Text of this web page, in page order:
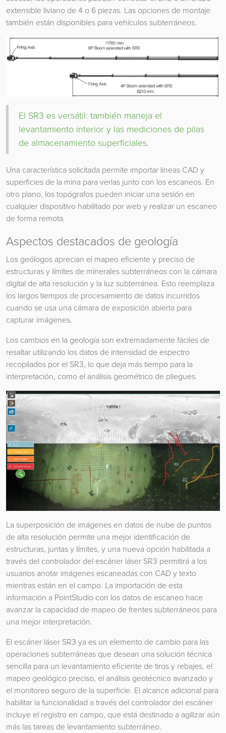
extensible liviano de 4 o 6 piezas. Las opciones de montaje
también están disponibles para vehículos subterráneos.
El SR3 es versátil: también maneja el
levantamiento interior y las mediciones de pilas
de almacenamiento superficiales.
Una característica solicitada permite importar lineas CAD y
superficies de la mina para verlas junto con los escaneos. En
otro plano, los topógrafos pueden iniciar una sesión en
cualquier dispositivo habilitado por web y realizar un escaneo
de forma remota.
Aspectos destacados de geología
Los geólogos aprecian el mapeo eficiente y preciso de
estructuras y límites de minerales subterráneos con la cámara
digital de alta resolución y la luz subterránea. Esto reemplaza
los largos tiempos de procesamiento de datos incurridos
cuando se usa una cámara de exposición abierta para
capturar imágenes.
Los cambios en la geología son extremadamente fáciles de
resaltar utilizando los datos de intensidad de espectro
recopilados por el SR3, lo que deja más tiempo para la
interpretación, como el análisis geométrico de pliegues.
La superposición de imágenes en datos de nube de puntos
de alta resolución permite una mejor identificación de
estructuras, juntas y límites, y una nueva opción habilitada a
través del controlador del escáner láser SR3 permitirá a los
usuarios anotar imágenes escaneadas con CAD y texto
mientras están en el campo. La importación de esta
información a PointStudio con los datos de escaneo hace
avanzar la capacidad de mapeo de frentes subterráneos para
una mejor interpretación.
El escáner láser SR3 ya es un elemento de cambio para las
operaciones subterráneas que desean una solución técnica
sencilla para un levantamiento eficiente de tiros y rebajes, el
mapeo geológico preciso, el análisis geotécnico avanzado y
el monitoreo seguro de la superficie. El alcance adicional para
habilitar la funcionalidad a través del controlador del escáner
incluye el registro en campo, que está destinado a agilizar aún
más las tareas de levantamiento subterráneo.